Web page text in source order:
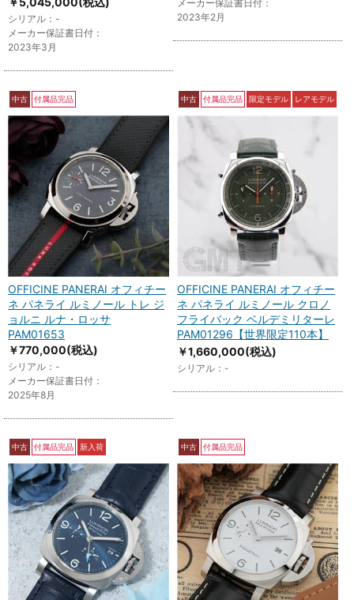
シリアル：-
メーカー保証書日付：
2023年3月
メーカー保証書日付：
2023年2月
中古 付属品完品
OFFICINE PANERAI オフィチー
ネ パネライ ルミノール トレ ジ
ョルニ ルナ・ロッサ
PAM01653
￥770,000(税込)
シリアル：-
メーカー保証書日付：
2025年8月
中古 付属品完品 限定モデル レアモデル
OFFICINE PANERAI オフィチー
ネ パネライ ルミノール クロノ
フライバック ベルデミリターレ
PAM01296【世界限定110本】
￥1,660,000(税込)
シリアル：-
中古 付属品完品 新入荷 中古 付属品完品